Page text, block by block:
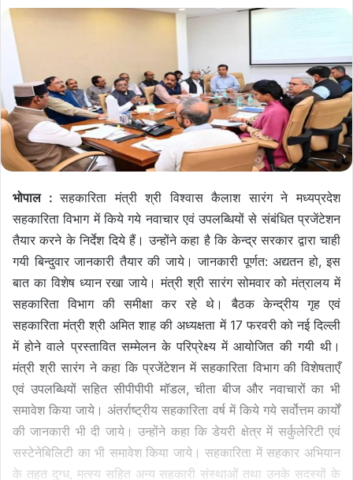
भोपाल :सहकारिता मंत्री श्री विश्वास कैलाश सारंग ने मध्यप्रदेश
सहकारिता विभाग में किये गये नवाचार एवं उपलब्धियों से संबंधित प्रजेंटेशन
तैयार करने के निर्देश दिये हैं। उन्होंने कहा है कि केन्द्र सरकार द्वारा चाही
गयी बिन्दुवार जानकारी तैयार की जाये। जानकारी पूर्णत: अद्यतन हो, इस
बात का विशेष ध्यान रखा जाये। मंत्री श्री सारंग सोमवार को मंत्रालय में
सहकारिता विभाग की समीक्षा कर रहे थे। बैठक केन्द्रीय गृह एवं
सहकारिता मंत्री श्री अमित शाह की अध्यक्षता में 17 फरवरी को नई दिल्ली
में होने वाले प्रस्तावित सम्मेलन के परिप्रेक्ष्य में आयोजित की गयी थी।
मंत्री श्री सारंग ने कहा कि प्रजेंटेशन में सहकारिता विभाग की विशेषताएँ
एवं उपलब्धियों सहित सीपीपीपी मॉडल, चीता बीज और नवाचारों का भी
समावेश किया जाये। अंतर्राष्ट्रीय सहकारिता वर्ष में किये गये सर्वोत्तम कार्यों
की जानकारी भी दी जाये। उन्होंने कहा कि डेयरी क्षेत्र में सर्कुलेरिटी एवं
सस्टेनेबिलिटी का भी समावेश किया जाये। सहकारिता में सहकार अभियान
के तहत दुग्ध, मत्स्य सहित अन्य सहकारी संस्थाओं तथा उनके सदस्यों के